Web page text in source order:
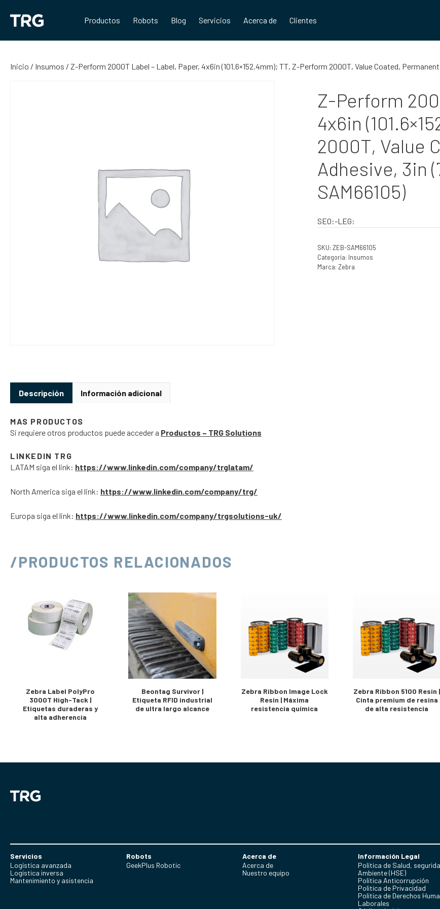
contenido
Productos Robots Blog Servicios Acerca de Clientes
Inicio / Insumos / Z-Perform 2000T Label – Label, Paper, 4x6in (101.6×152.4mm); TT, Z-Perform 2000T, Value Coated,
Z-Perform
4x6in
2000T, Value
Adhesive, 3in
SAM66105)
SEO:-LEG:
SKU: ZEB-SAM66105
Categoría: Insumos
Marca: Zebra
Descripción Información adicional
MAS PRODUCTOS
Si requiere otros productos puede acceder a Productos – TRG Solutions
LINKEDIN TRG
LATAM siga el link: https://www.linkedin.com/company/trglatam/
North America siga el link: https://www.linkedin.com/company/trg/
Europa siga el link: https://www.linkedin.com/company/trgsolutions-uk/
/PRODUCTOS RELACIONADOS
Zebra Label PolyPro
3000T High-Tack |
Etiquetas duraderas y
alta adherencia
Beontag Survivor |
Etiqueta RFID industrial
de ultra largo alcance
Zebra Ribbon Image Lock
Resin | Máxima
resistencia química
Zebra Ribbon 5100 Resin |
Cinta premium de resina
de alta resistencia
Servicios
Logística avanzada
Logística inversa
Mantenimiento y asistencia
Robots
GeekPlus Robotic
Acerca de
Acerca de
Nuestro equipo
Información Legal
Política de Salud,
Ambiente (HSE)
Política Anticorrupción
Politica de Privacidad
Política de Derechos
Laborales